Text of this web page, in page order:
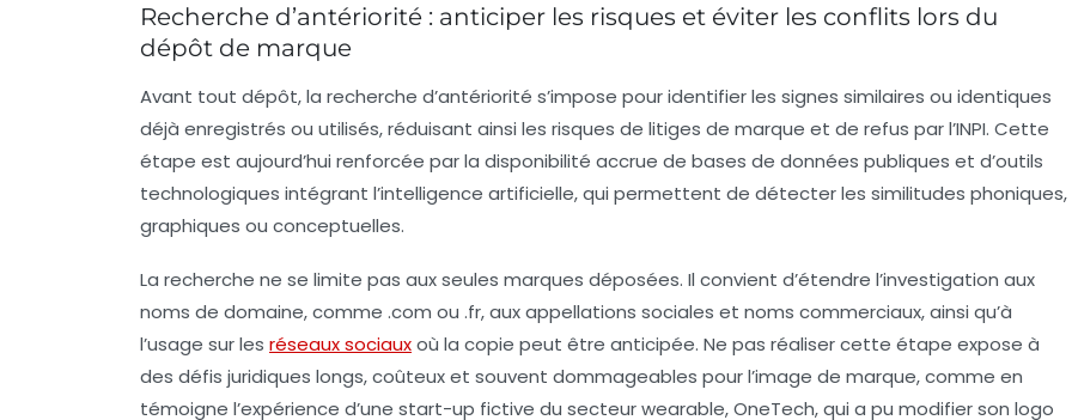
Recherche d’antériorité : anticiper les risques et éviter les conflits lors du
dépôt de marque
Avant tout dépôt, la recherche d’antériorité s’impose pour identifier les signes similaires ou identiques
déjà enregistrés ou utilisés, réduisant ainsi les risques de litiges de marque et de refus par l’INPI. Cette
étape est aujourd’hui renforcée par la disponibilité accrue de bases de données publiques et d’outils
technologiques intégrant l’intelligence artificielle, qui permettent de détecter les similitudes phoniques,
graphiques ou conceptuelles.
La recherche ne se limite pas aux seules marques déposées. Il convient d’étendre l’investigation aux
noms de domaine, comme .com ou .fr, aux appellations sociales et noms commerciaux, ainsi qu’à
l’usage sur les réseaux sociauxoù la copie peut être anticipée. Ne pas réaliser cette étape expose à
des défis juridiques longs, coûteux et souvent dommageables pour l’image de marque, comme en
témoigne l’expérience d’une start-up fictive du secteur wearable, OneTech, qui a pu modifier son logo